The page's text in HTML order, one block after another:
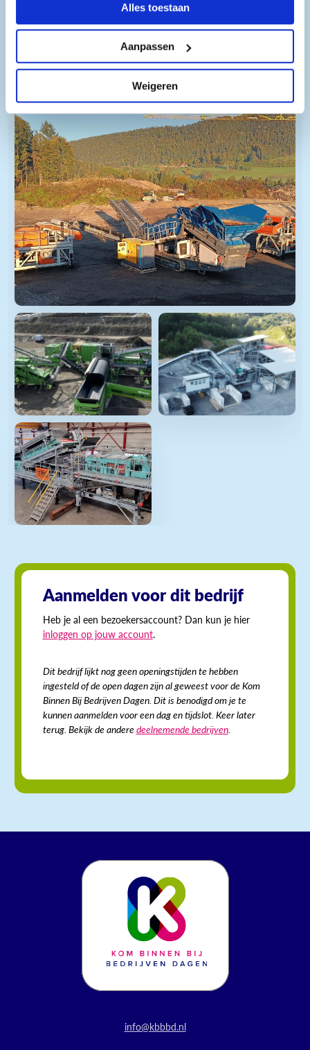
Alles toestaan
Aanpassen
Weigeren
Impressie
Aanmelden voor dit bedrijf
Heb je al een bezoekersaccount? Dan kun je hier
inloggen op jouw account.
Dit bedrijf lijkt nog geen openingstijden te hebben
ingesteld of de open dagen zijn al geweest voor de Kom
Binnen Bij Bedrijven Dagen. Dit is benodigd om je te
kunnen aanmelden voor een dag en tijdslot. Keer later
terug. Bekijk de anderedeelnemende bedrijven.
info@kbbbd.nl